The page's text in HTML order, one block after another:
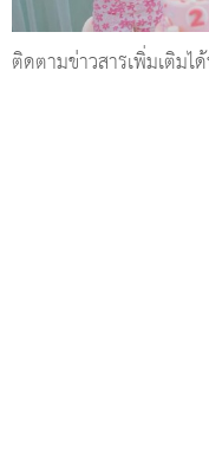
ติดตามข่าวสารเพิ่มเติม